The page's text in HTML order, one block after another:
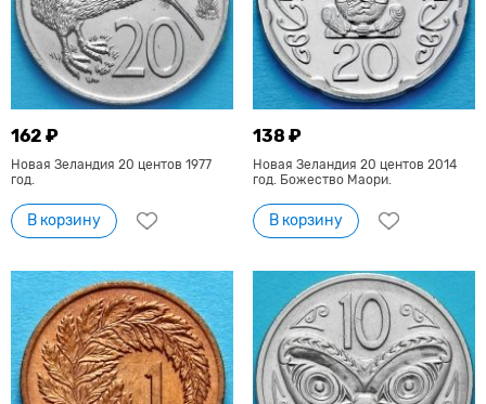
162 ₽
Новая Зеландия 20 центов 1977
год.
В корзину
138 ₽
Новая Зеландия 20 центов 2014
год. Божество Маори.
В корзину